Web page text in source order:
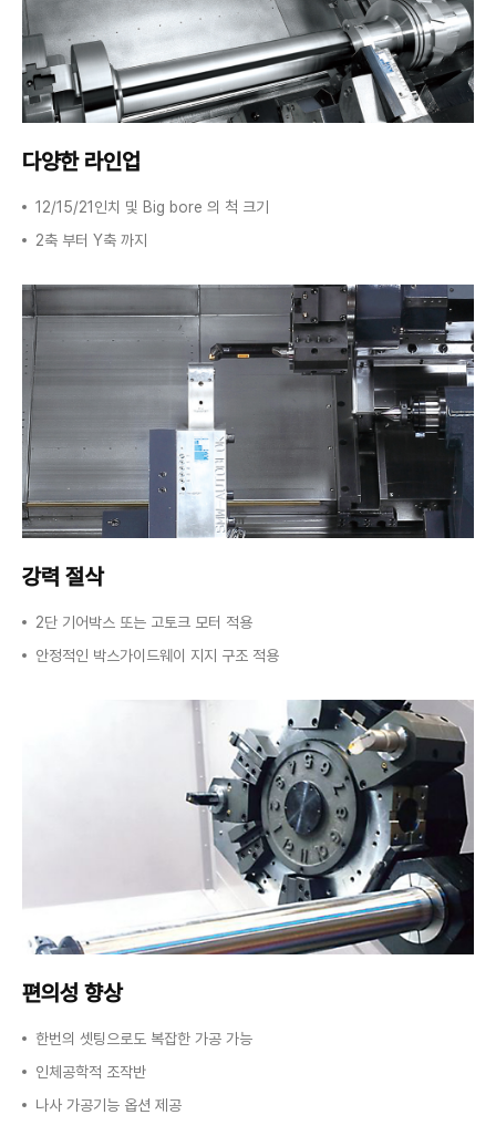
다양한 라인업
12/15/21인치 및 Big bore 의 척 크기
2축 부터 Y축 까지
강력 절삭
2단 기어박스 또는 고토크 모터 적용
안정적인 박스가이드웨이 지지 구조 적용
편의성 향상
한번의 셋팅으로도 복잡한 가공 가능
인체공학적 조작반
나사 가공기능 옵션 제공